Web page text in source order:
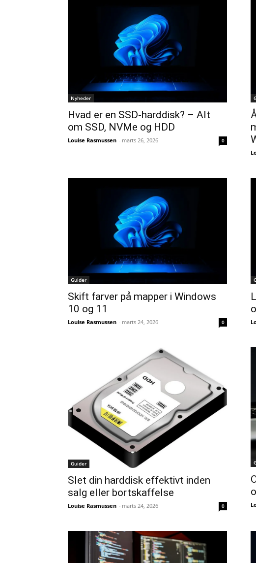
Nyheder
Hvad er en SSD-harddisk? – Alt
om SSD, NVMe og HDD
Louise Rasmussen - marts 26, 2026 0
Guider
Skift farver på mapper i Windows
10 og 11
Louise Rasmussen - marts 24, 2026 0
Guider
Slet din harddisk effektivt inden
salg eller bortskaffelse
Louise Rasmussen - marts 24, 2026 0